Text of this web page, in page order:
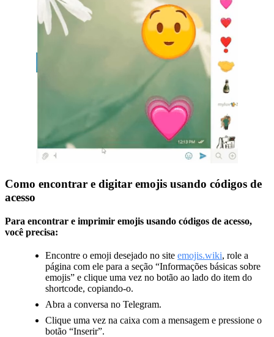
Como encontrar e digitar emojis usando códigos de
acesso
Para encontrar e imprimir emojis usando códigos de acesso,
você precisa:
Encontre o emoji desejado no site emojis.wiki, role a
página com ele para a seção “Informações básicas sobre
emojis” e clique uma vez no botão ao lado do item do
shortcode, copiando-o.
Abra a conversa no Telegram.
Clique uma vez na caixa com a mensagem e pressione o
botão “Inserir”.